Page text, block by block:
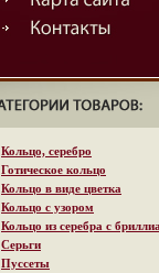
Кольцо, серебро
Готическое кольцо
Кольцо в виде цветка
Кольцо с узором
Кольцо из серебра с
Серьги
Пуссеты